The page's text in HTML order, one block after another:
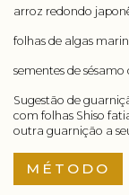
arroz redondo
folhas de algas
sementes de
Sugestão de
com folhas Shiso
outra guarnição a
MÉTODO